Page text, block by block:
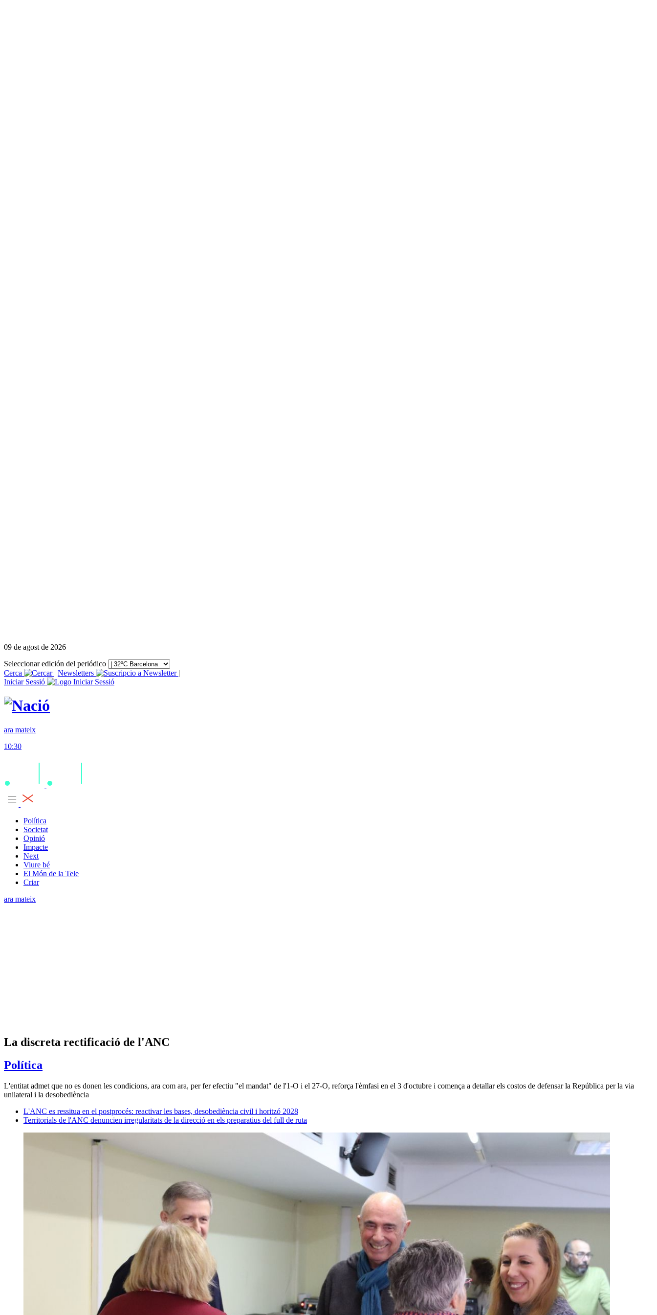
09 de agost de 2026
Seleccionar edición del periódico
Cerca
| Newsletters
|
Iniciar Sessió
ara mateix
10:30
Política
Societat
Opinió
Impacte
Next
Viure bé
El Món de la Tele
Criar
ara mateix
La discreta rectificació de l'ANC
Política
L'entitat admet que no es donen les condicions, ara com ara, per fer efectiu "el mandat" de l'1-O i el 27-O, reforça l'èmfasi en el 3 d'octubre i comença a detallar els costos de defensar la República per la via
unilateral i la desobediència
L'ANC es ressitua en el postprocés: reactivar les bases, desobediència civil i horitzó 2028
Territorials de l'ANC denuncien irregularitats de la direcció en els preparatius del full de ruta